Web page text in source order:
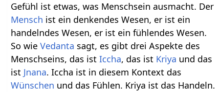
Gefühl ist etwas, was Menschsein ausmacht. Der
Mensch ist ein denkendes Wesen, er ist ein
handelndes Wesen, er ist ein fühlendes Wesen.
So wieVedanta sagt, es gibt drei Aspekte des
Menschseins, das istIccha, das ist Kriya und das
ist Jnana. Iccha ist in diesem Kontext das
Wünschen und das Fühlen. Kriya ist das Handeln.